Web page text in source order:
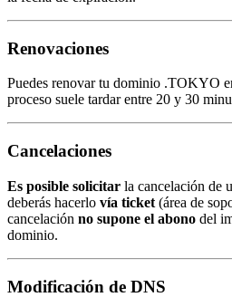
Renovaciones
Puedes renovar tu dominio .TOKYO
proceso suele tardar entre 20 y 30
Cancelaciones
Es posible solicitar la cancelación de
deberás hacerlo vía ticket (área de
cancelación no supone el abono del
dominio.
Modificación de DNS